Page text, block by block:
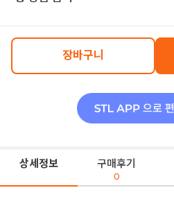
장바구니
상세정보 구매후기
0